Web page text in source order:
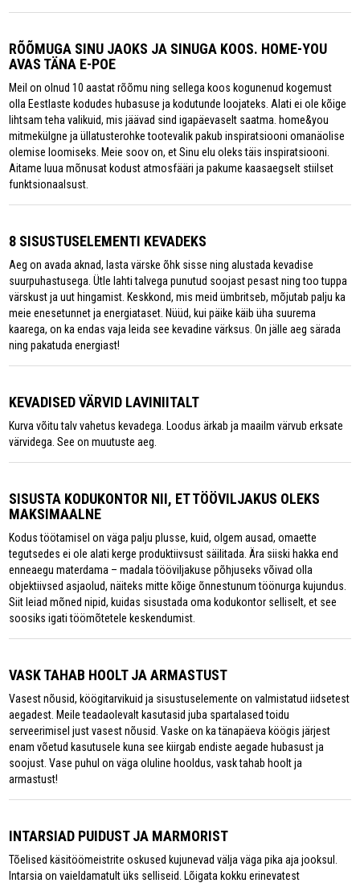
RÕÕMUGA SINU JAOKS JA SINUGA KOOS. HOME-YOU
AVAS TÄNA E-POE
Meil on olnud 10 aastat rõõmu ning sellega koos kogunenud kogemust
olla Eestlaste kodudes hubasuse ja kodutunde loojateks. Alati ei ole kõige
lihtsam teha valikuid, mis jäävad sind igapäevaselt saatma. home&you
mitmekülgne ja üllatusterohke tootevalik pakub inspiratsiooni omanäolise
olemise loomiseks. Meie soov on, et Sinu elu oleks täis inspiratsiooni.
Aitame luua mõnusat kodust atmosfääri ja pakume kaasaegselt stiilset
funktsionaalsust.
8 SISUSTUSELEMENTI KEVADEKS
Aeg on avada aknad, lasta värske õhk sisse ning alustada kevadise
suurpuhastusega. Ütle lahti talvega punutud soojast pesast ning too tuppa
värskust ja uut hingamist. Keskkond, mis meid ümbritseb, mõjutab palju ka
meie enesetunnet ja energiataset. Nüüd, kui päike käib üha suurema
kaarega, on ka endas vaja leida see kevadine värksus. On jälle aeg särada
ning pakatuda energiast!
KEVADISED VÄRVID LAVINIITALT
Kurva võitu talv vahetus kevadega. Loodus ärkab ja maailm värvub erksate
värvidega. See on muutuste aeg.
SISUSTA KODUKONTOR NII, ET TÖÖVILJAKUS OLEKS
MAKSIMAALNE
Kodus töötamisel on väga palju plusse, kuid, olgem ausad, omaette
tegutsedes ei ole alati kerge produktiivsust säilitada. Ära siiski hakka end
enneaegu materdama – madala tööviljakuse põhjuseks võivad olla
objektiivsed asjaolud, näiteks mitte kõige õnnestunum töönurga kujundus.
Siit leiad mõned nipid, kuidas sisustada oma kodukontor selliselt, et see
soosiks igati töömõtetele keskendumist.
VASK TAHAB HOOLT JA ARMASTUST
Vasest nõusid, köögitarvikuid ja sisustuselemente on valmistatud iidsetest
aegadest. Meile teadaolevalt kasutasid juba spartalased toidu
serveerimisel just vasest nõusid. Vaske on ka tänapäeva köögis järjest
enam võetud kasutusele kuna see kiirgab endiste aegade hubasust ja
soojust. Vase puhul on väga oluline hooldus, vask tahab hoolt ja
armastust!
INTARSIAD PUIDUST JA MARMORIST
Tõelised käsitöömeistrite oskused kujunevad välja väga pika aja jooksul.
Intarsia on vaieldamatult üks selliseid. Lõigata kokku erinevatest